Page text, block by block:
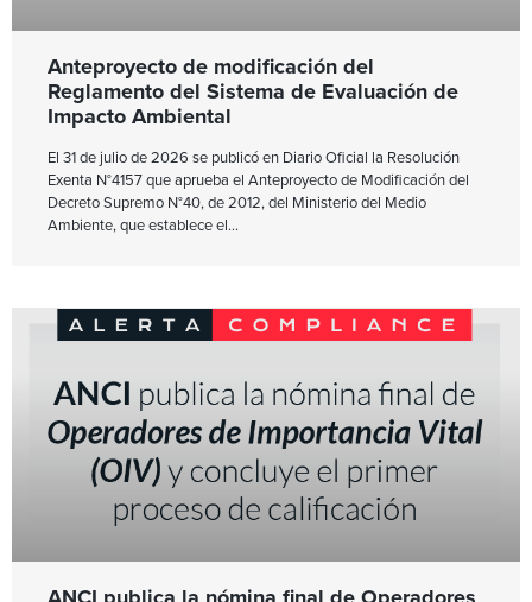
Anteproyecto de modificación del
Reglamento del Sistema de Evaluación de
Impacto Ambiental
El 31 de julio de 2026 se publicó en Diario Oficial la Resolución
Exenta N°4157 que aprueba el Anteproyecto de Modificación del
Decreto Supremo N°40, de 2012, del Ministerio del Medio
Ambiente, que establece el